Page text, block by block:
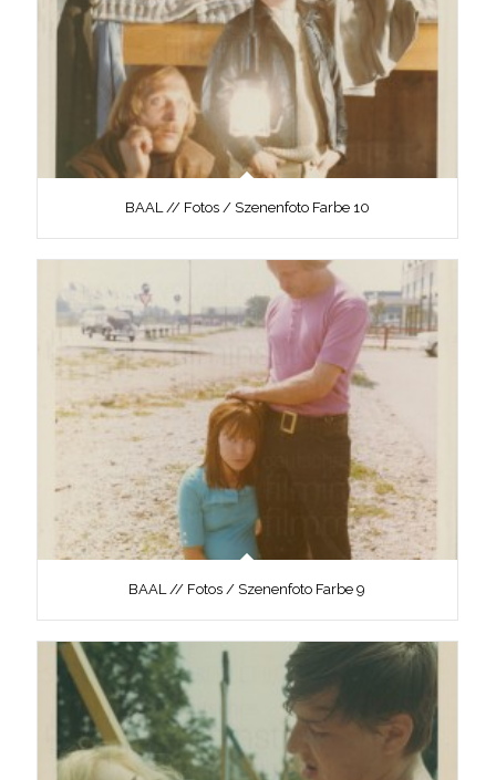
BAAL // Fotos / Szenenfoto Farbe 10
BAAL // Fotos / Szenenfoto Farbe 9